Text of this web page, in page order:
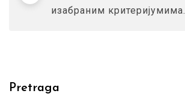
изабраним критеријумима.
Pretraga